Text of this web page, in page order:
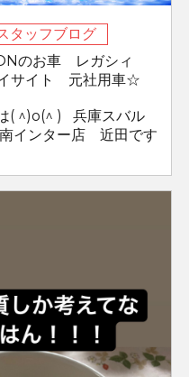
タッフブログ
のお車 レガシィ
イト 元社用車☆
( ^)o(^ ) 兵庫スバル
インター店 近田です